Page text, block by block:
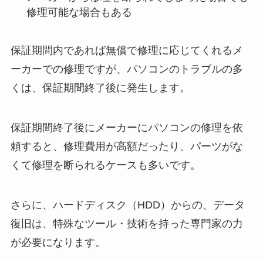
修理可能な場合もある
保証期間内であれば無償で修理に応じてくれるメ
ーカーでの修理ですが、パソコンのトラブルの多
くは、保証期間終了後に発生します。
保証期間終了後にメーカーにパソコンの修理を依
頼すると、修理費用が高額だったり、パーツがな
くて修理を断られるケースも多いです。
さらに、ハードディスク（HDD）からの、データ
復旧は、特殊なツール・技術を持った専門家の力
が必要になります。